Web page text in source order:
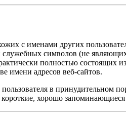
с именами других
служебных символов (не
полностью состоящих
имени адресов веб-сайтов.
в принудительном
короткие, хорошо